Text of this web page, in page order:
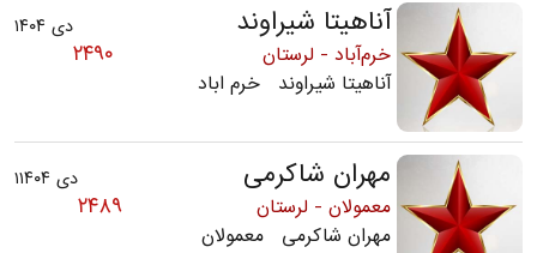
دی ۱۴۰۴ آناهیتا شیراوند
۲۴۹۰
خرم‌آباد - لرستان
آناهیتا شیراوند خرم اباد
دی ۱۱۴۰۴ مهران شاکرمی
۲۴۸۹
معمولان - لرستان
مهران شاکرمی معمولان